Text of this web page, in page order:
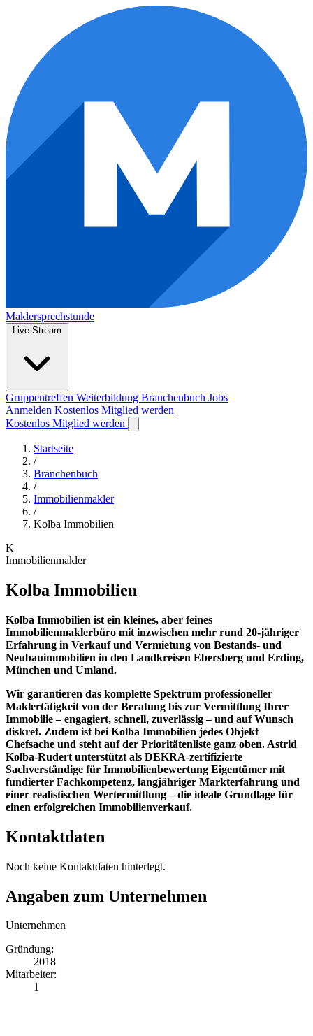
Maklersprechstunde
Live-Stream
Gruppentreffen Weiterbildung Branchenbuch Jobs
Anmelden Kostenlos Mitglied werden
Kostenlos Mitglied werden
Startseite
/
Branchenbuch
/
Immobilienmakler
/
Kolba Immobilien
K
Immobilienmakler
Kolba Immobilien
Kolba Immobilien ist ein kleines, aber feines
Immobilienmaklerbüro mit inzwischen mehr rund 20-jähriger
Erfahrung in Verkauf und Vermietung von Bestands- und
Neubauimmobilien in den Landkreisen Ebersberg und Erding,
München und Umland.
Wir garantieren das komplette Spektrum professioneller
Maklertätigkeit von der Beratung bis zur Vermittlung Ihrer
Immobilie – engagiert, schnell, zuverlässig – und auf Wunsch
diskret. Zudem ist bei Kolba Immobilien jedes Objekt
Chefsache und steht auf der Prioritätenliste ganz oben. Astrid
Kolba-Rudert unterstützt als DEKRA-zertifizierte
Sachverständige für Immobilienbewertung Eigentümer mit
fundierter Fachkompetenz, langjähriger Markterfahrung und
einer realistischen Wertermittlung – die ideale Grundlage für
einen erfolgreichen Immobilienverkauf.
Kontaktdaten
Noch keine Kontaktdaten hinterlegt.
Angaben zum Unternehmen
Unternehmen
Gründung:
2018
Mitarbeiter:
1